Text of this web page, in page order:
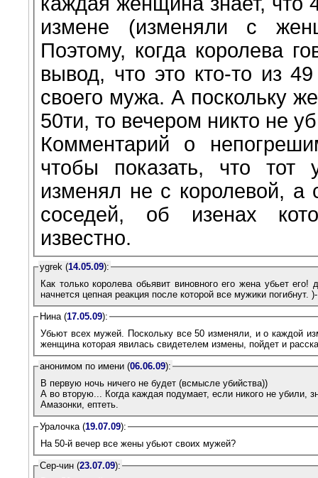
измене (изменяли с
Поэтому, когда королева
вывод, что это кто-то из
своего мужа. А поскольку
50ти, то вечером никто не
Комментарий о
чтобы показать, что тот
изменял не с королевой,
соседей, об изенах
известно.
ygrek (14.05.09):
Как только королева обьявит виновного его жена убьет
начнется цепная реакция после которой все мужики погибнут.
Нина (17.05.09):
Убьют всех мужей. Поскольку все 50 изменяли, и о каждой
женщина которая явилась свидетелем измены, пойдет и
анонимом по имени (06.06.09):
В первую ночь ничего не будет (всмысле убийства))
А во вторую... Когда каждая подумает, если никого не убили,
Амазонки, ептеть.
Уралочка (19.07.09):
На 50-й вечер все жены убьют своих мужей?
Сер-чин (23.07.09):